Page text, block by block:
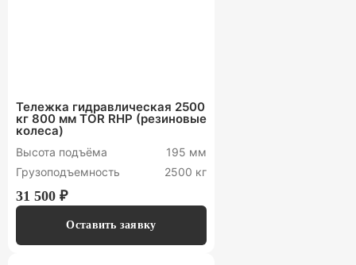
Тележка гидравлическая 2500
кг 800 мм TOR RHP (резиновые
колеса)
Высота подъёма
195 мм
Грузоподъемность
2500 кг
31 500 ₽
Оставить заявку